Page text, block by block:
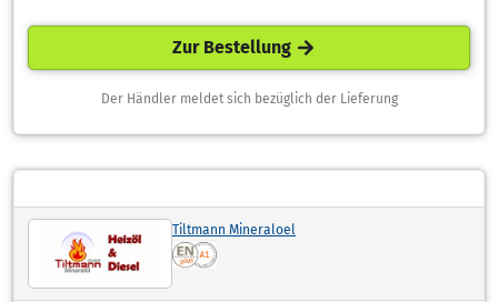
Zur Bestellung
Der Händler meldet sich bezüglich der Lieferung
Tiltmann Mineraloel